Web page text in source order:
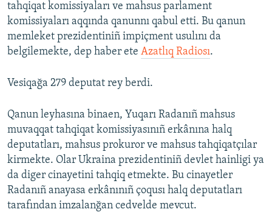
RFE/RS bütün saytları
tahqiqat komissiyaları ve mahsus parlament
komissiyaları aqqında qanunnı qabul etti. Bu qanun
memleket prezidentiniñ impiçment usulını da
belgilemekte, dep haber ete Azatlıq Radiosı.
Vesiqağa 279 deputat rey berdi.
Qanun leyhasına binaen, Yuqarı Radanıñ mahsus
muvaqqat tahqiqat komissiyasınıñ erkânına halq
deputatları, mahsus prokuror ve mahsus tahqiqatçılar
kirmekte. Olar Ukraina prezidentiniñ devlet hainligi ya
da diger cinayetini tahqiq etmekte. Bu cinayetler
Radanıñ anayasa erkânınıñ çoqusı halq deputatları
tarafından imzalanğan cedvelde mevcut.